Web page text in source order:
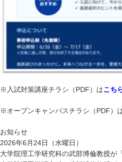
※入試対策講座チラシ（PDF）はこち
※オープンキャンパスチラシ（PDF）
お知らせ
2026年6月24日（水曜日）
大学院理工学研究科の武部博倫教授が